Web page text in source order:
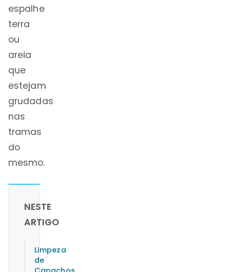
espalhe
terra
ou
areia
que
estejam
grudadas
nas
tramas
do
mesmo.
NESTE
ARTIGO
Limpeza
de